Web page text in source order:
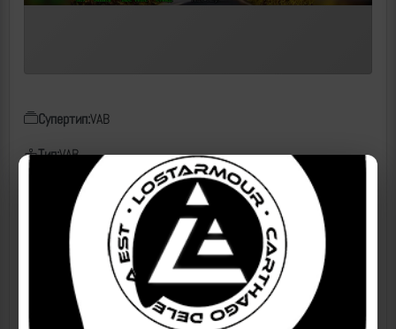
Супертип:VAB
Тип:VAB
БТР
Чем поражен:Неизвестно
30.05.2026
Место:Константиновка (город), ДНР